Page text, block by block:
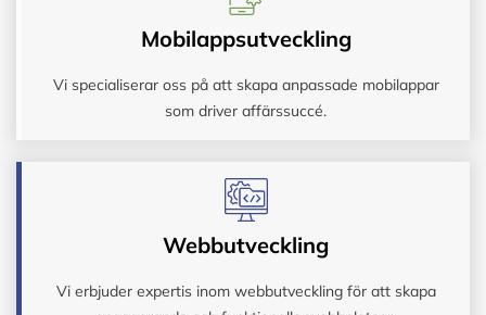
Mobilappsutveckling
Vi specialiserar oss på att skapa anpassade mobilappar
som driver affärssuccé.
Webbutveckling
Vi erbjuder expertis inom webbutveckling för att skapa